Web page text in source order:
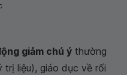
giảm chú ý thường
liệu), giáo dục về rối